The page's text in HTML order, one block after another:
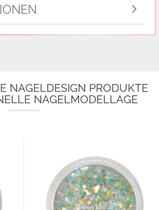
NAGELDESIGN PRODUKTE
NAGELMODELLAGE